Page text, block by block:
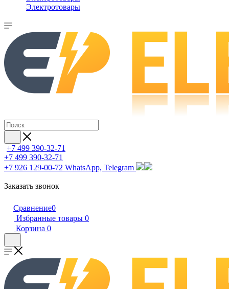
Электротовары
+7 499 390-32-71
+7 499 390-32-71
+7 926 129-00-72 WhatsApp, Telegram
Заказать звонок
Сравнение0
Избранные товары 0
Корзина 0